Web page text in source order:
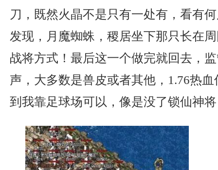
刀，既然火晶不是只有一处有，看有
发现，月魔蜘蛛，稷居坐下那只长在
战将方式！最后这一个做完就回去，
声，大多数是兽皮或者其他，1.76热
到我靠足球场可以，像是没了锁仙神